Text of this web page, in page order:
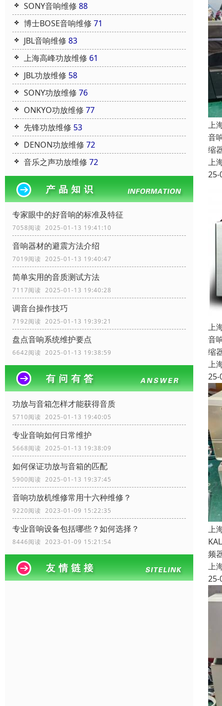
SONY音响维修 88
博士BOSE音响维修 71
JBL音响维修 83
上海高峰功放维修 61
JBL功放维修 58
SONY功放维修 76
ONKYO功放维修 77
先锋功放维修 53
DENON功放维修 72
音乐之声功放维修 72
专家眼中的好音响的标准及特征
7058阅读 2025-01-13 19:41:10
音响器材的避震方法介绍
7019阅读 2025-01-13 19:40:47
简单实用的音质测试方法
7117阅读 2025-01-13 19:40:28
调音台操作技巧
7192阅读 2025-01-13 19:39:21
盘点音响系统维护要点
6642阅读 2025-01-13 19:38:59
功放与音箱怎样才能获得音质
5710阅读 2025-01-13 19:40:05
专业音响如何日常维护
5668阅读 2025-01-13 19:38:09
如何保证功放与音箱的匹配
5900阅读 2025-01-13 19:37:45
音响功放机维修常用十六种维修？
9220阅读 2023-01-09 15:22:35
专业音响设备包括哪些？如何选择？
8446阅读 2023-01-09 15:21:54
上
音
缩
上
25-
上
音
缩
上
25-
上
频
上
25-